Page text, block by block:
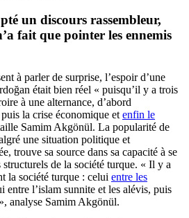
un discours rassembleur,
fait que pointer les ennemis
à parler de surprise, l’espoir d’une
était bien réel « puisqu’il y a trois
à une alternance, d’abord
la crise économique et enfin le
Samim Akgönül. La popularité de
une situation politique et
trouve sa source dans sa capacité à se
de la société turque. « Il y a
la société turque : celui entre les
entre l’islam sunnite et les alévis, puis
analyse Samim Akgönül.